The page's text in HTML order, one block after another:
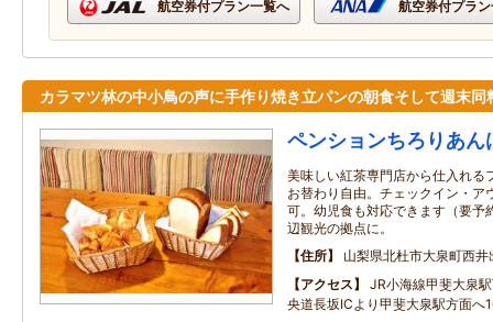
航空券付プラン一覧へ 航空券付プラ
カラマツ林の中小鳥の声に手作り焼き立パンの朝食そして週末同
ペンションちろりあん
美味しい紅茶専門店から仕入れる
お替わり自由。チェックイン・ア
可。幼児食も対応できます（要予
辺観光の拠点に。
住所
山梨県北杜市大泉町西
アクセス
JR小海線甲斐大泉
央道長坂ICより甲斐大泉駅方面へ